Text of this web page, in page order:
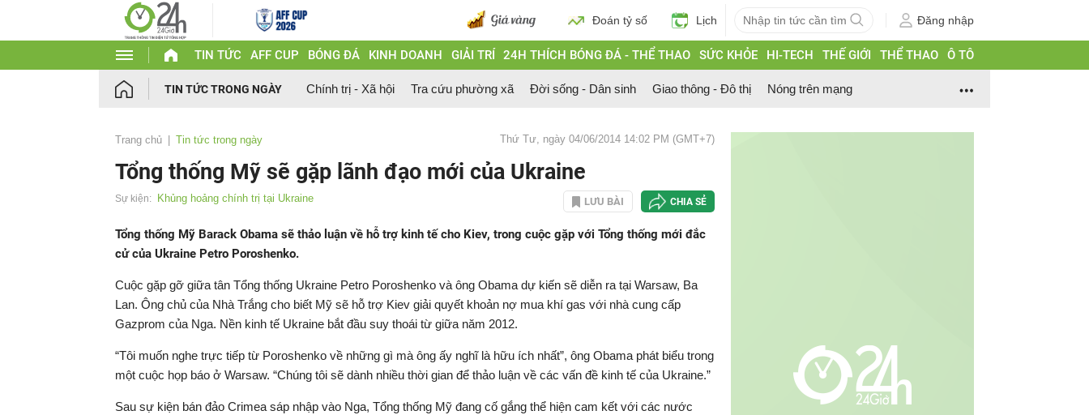
Đoán tỷ số Lịch Đăng nhập
TIN TỨC AFF CUP BÓNG ĐÁ KINH DOANH GIẢI TRÍ 24H THÍCH BÓNG ĐÁ - THỂ THAO SỨC KHỎE HI-TECH THẾ GIỚI THỂ THAO Ô TÔ
TIN TỨC TRONG NGÀY Chính trị - Xã hội Tra cứu phường xã Đời sống - Dân sinh Giao thông - Đô thị Nóng trên mạng
Trang chủ Tin tức trong ngày Thứ Tư, ngày 04/06/2014 14:02 PM (GMT+7)
Tổng thống Mỹ sẽ gặp lãnh đạo mới của Ukraine
Sự kiện: Khủng hoảng chính trị tại Ukraine LƯU BÀI CHIA SẺ
Tổng thống Mỹ Barack Obama sẽ thảo luận về hỗ trợ kinh tế cho Kiev, trong cuộc gặp với Tổng thống mới đắc
cử của Ukraine Petro Poroshenko.
Cuộc gặp gỡ giữa tân Tổng thống Ukraine Petro Poroshenko và ông Obama dự kiến sẽ diễn ra tại Warsaw, Ba
Lan. Ông chủ của Nhà Trắng cho biết Mỹ sẽ hỗ trợ Kiev giải quyết khoản nợ mua khí gas với nhà cung cấp
Gazprom của Nga. Nền kinh tế Ukraine bắt đầu suy thoái từ giữa năm 2012.
“Tôi muốn nghe trực tiếp từ Poroshenko về những gì mà ông ấy nghĩ là hữu ích nhất”, ông Obama phát biểu trong
một cuộc họp báo ở Warsaw. “Chúng tôi sẽ dành nhiều thời gian để thảo luận về các vấn đề kinh tế của Ukraine.”
Sau sự kiện bán đảo Crimea sáp nhập vào Nga, Tổng thống Mỹ đang cố gắng thể hiện cam kết với các nước